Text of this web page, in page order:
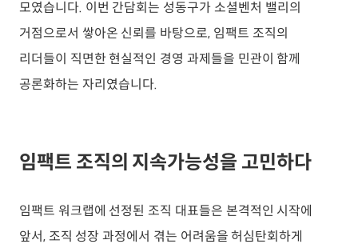
모였습니다. 이번 간담회는 성동구가 소셜벤처 밸리의
거점으로서 쌓아온 신뢰를 바탕으로, 임팩트 조직의
리더들이 직면한 현실적인 경영 과제들을 민관이 함께
공론화하는 자리였습니다.
임팩트 조직의 지속가능성을 고민하다
임팩트 워크랩에 선정된 조직 대표들은 본격적인 시작에
앞서, 조직 성장 과정에서 겪는 어려움을 허심탄회하게